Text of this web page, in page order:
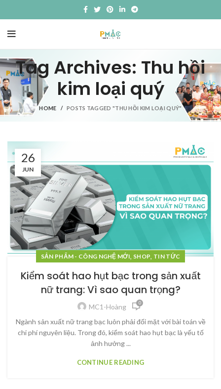
Tag Archives: Thu hồi
kim loại quý
HOME POSTS TAGGED "THU HỒI KIM LOẠI QUÝ"
26
JUN
SẢN PHẨM - CÔNG NGHỆ MỚI, SHOP, TIN TỨC
Kiểm soát hao hụt bạc trong sản xuất
nữ trang: Vì sao quan trọng?
MC1-Hoàng 0
Ngành sản xuất nữ trang bạc luôn phải đối mặt với bài toán về
chi phí nguyên liệu. Trong đó, kiểm soát hao hụt bạc là yếu tố
ảnh hưởng ...
CONTINUE READING